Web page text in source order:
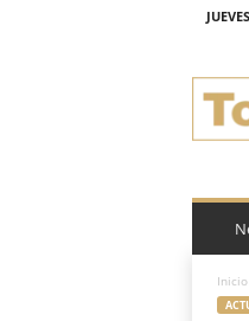
o
W
r
Inicio